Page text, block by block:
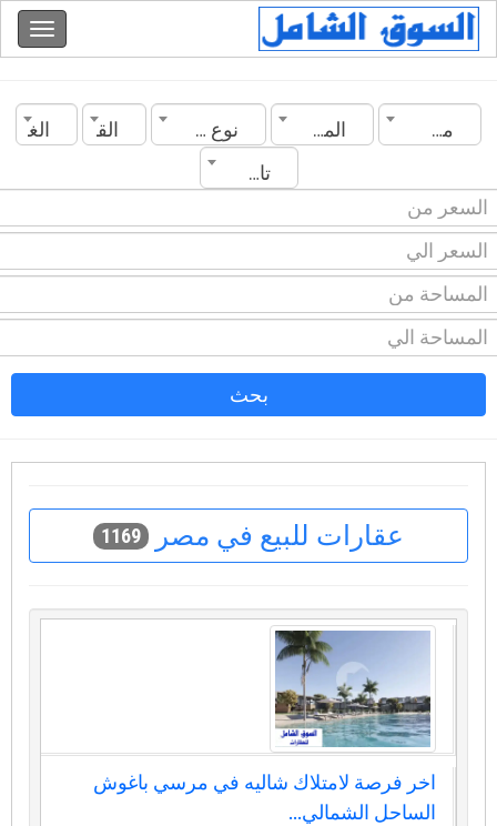
مصر المدينة نوع العقار القسم
الغرف
تاريخ الانشاء
بحث
عقارات للبيع في مصر 1169
اخر فرصة لامتلاك شاليه في مرسي باغوش
الساحل الشمالي...